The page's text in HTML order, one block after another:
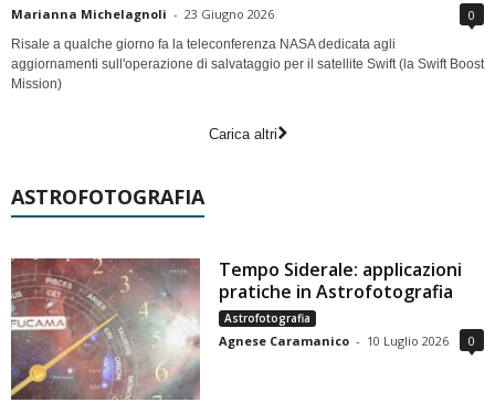
Marianna Michelagnoli - 23 Giugno 2026 0
Risale a qualche giorno fa la teleconferenza NASA dedicata agli
aggiornamenti sull'operazione di salvataggio per il satellite Swift (la Swift Boost
Mission)
Carica altri
ASTROFOTOGRAFIA
Tempo Siderale: applicazioni
pratiche in Astrofotografia
Astrofotografia
Agnese Caramanico - 10 Luglio 2026 0